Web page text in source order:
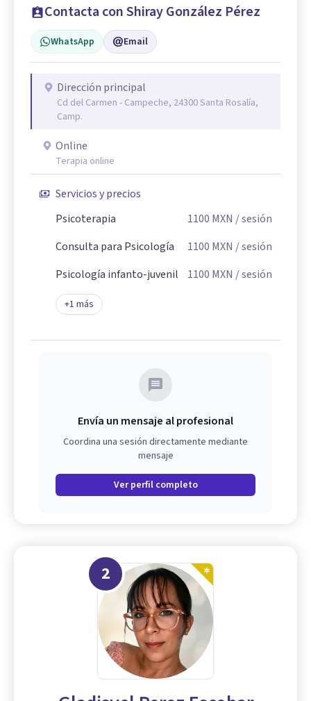
Contacta con Shiray González Pérez
WhatsApp Email
Dirección principal
Cd del Carmen - Campeche, 24300 Santa Rosalía,
Camp.
Online
Terapia online
Servicios y precios
Psicoterapia
1100 MXN / sesión
Consulta para Psicología
1100 MXN / sesión
Psicología infanto-juvenil
1100 MXN / sesión
+1 más
Envía un mensaje al profesional
Coordina una sesión directamente mediante
mensaje
Ver perfil completo
2